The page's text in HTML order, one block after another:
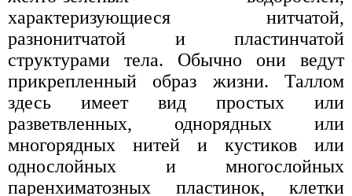
характеризующиеся нитчатой,
разнонитчатой и пластинчатой
структурами тела. Обычно они ведут
прикрепленный образ жизни. Таллом
здесь имеет вид простых или
разветвленных, однорядных или
многорядных нитей и кустиков или
однослойных и многослойных
паренхиматозных пластинок, клетки